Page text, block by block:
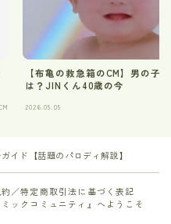
【布亀の救急箱のCM】男の子
は？JINくん40歳の今
2026.05.05
イド【話題のパロディ解説】
／特定商取引法に基づく表記
ックコミュニティ』へようこそ